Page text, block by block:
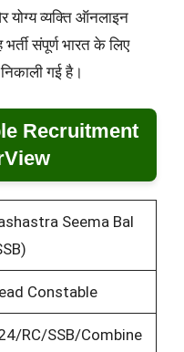
व्यक्ति ऑनलाइन
संपूर्ण भारत के लिए
गई है।
Recruitment
Seema Bal
Constable
RC/SSB/Combine